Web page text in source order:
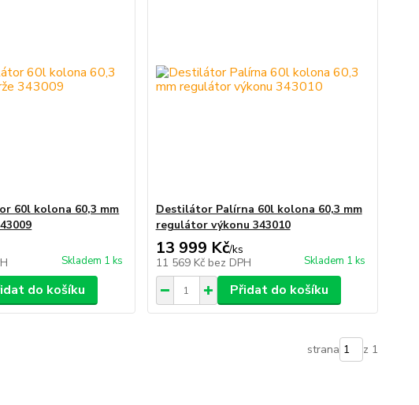
60l kolona 60,3 mm
Skladem 1 ks
do košíku
Destilátor Palírna 60l kolona 60,3 mm
regulátor výkonu 343010
13 999 Kč/ks
11 569 Kč bez DPH Skladem 1 ks
Přidat do košíku
strana z 1